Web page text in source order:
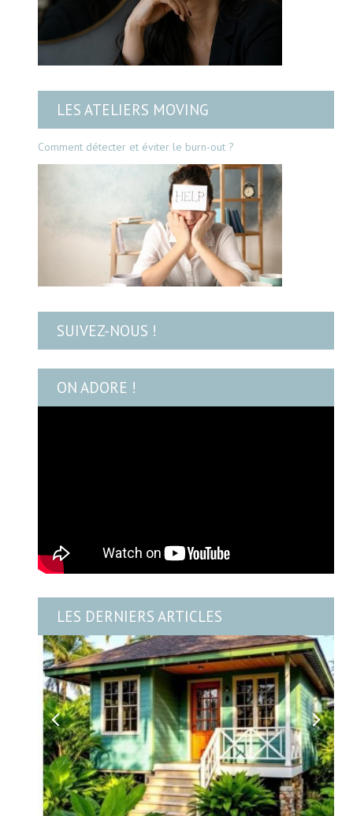
LES ATELIERS MOVING
Comment détecter et éviter le burn-out ?
SUIVEZ-NOUS !
ON ADORE !
LES DERNIERS ARTICLES